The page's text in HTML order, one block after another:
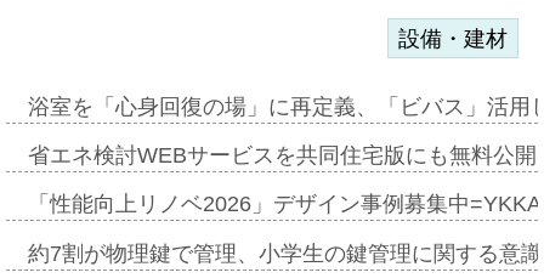
設備・建材
浴室を「心身回復の場」に再定義、「ビバス」活
省エネ検討WEBサービスを共同住宅版にも無料公
「性能向上リノベ2026」デザイン事例募集中
約7割が物理鍵で管理、小学生の鍵管理に関する意